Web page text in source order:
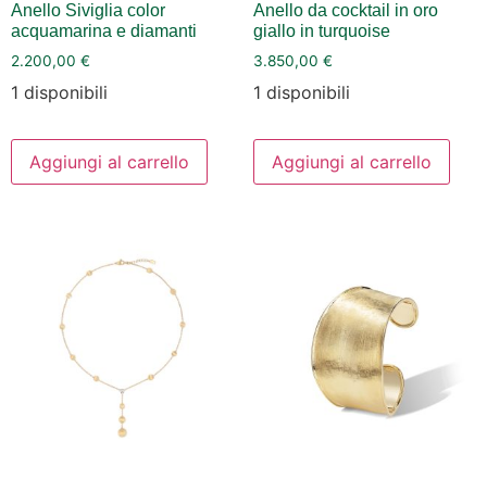
Anello Siviglia color
acquamarina e diamanti
2.200,00 €
1 disponibili
Aggiungi al carrello
Anello da cocktail in oro
giallo in turquoise
3.850,00 €
1 disponibili
Aggiungi al carrello